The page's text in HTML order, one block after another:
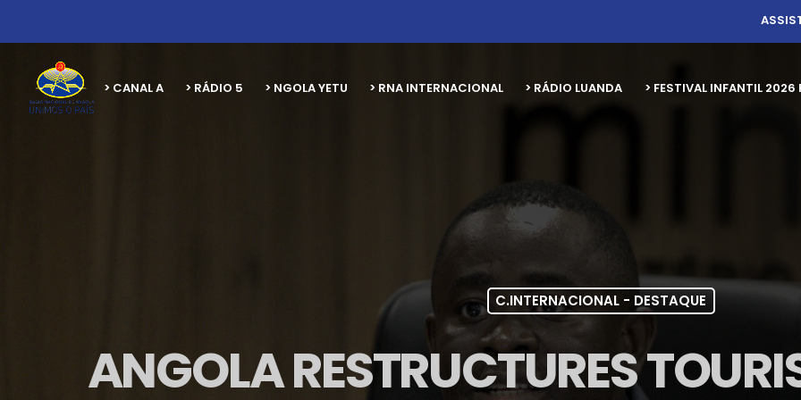
> CANAL A > RÁDIO 5 > NGOLA YETU > RNA INTERNACIONAL > RÁDIO LUANDA > FESTIVAL INFANTIL
C.INTERNACIONAL - DESTAQUE
ANGOLA RESTRUCTURES